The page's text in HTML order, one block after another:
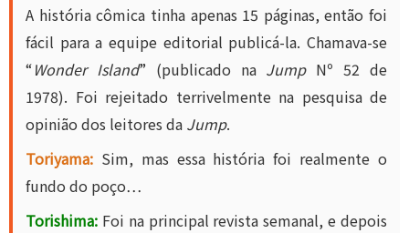
A história cômica tinha apenas 15 páginas, então foi
fácil para a equipe editorial publicá-la. Chamava-se
“Wonder Island” (publicado na JumpNº 52 de
1978). Foi rejeitado terrivelmente na pesquisa de
opinião dos leitores da Jump.
Toriyama: Sim, mas essa história foi realmente o
fundo do poço…
Torishima: Foi na principal revista semanal, e depois